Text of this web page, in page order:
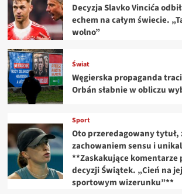
Decyzja Slavko Vincića
echem na całym świecie.
wolno”
Świat
Węgierska propaganda traci
Orbán słabnie w obliczu
Sport
Oto przeredagowany tytuł,
zachowaniem sensu i
**Zaskakujące komentarze
decyzji Świątek. „Cień na jej
sportowym wizerunku”**